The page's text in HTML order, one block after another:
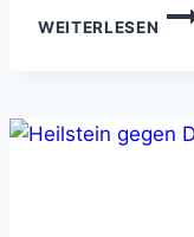
WEITERLESEN